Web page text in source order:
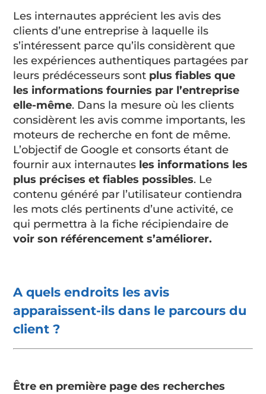
Les internautes apprécient les avis des
clients d’une entreprise à laquelle ils
s’intéressent parce qu’ils considèrent que
les expériences authentiques partagées par
leurs prédécesseurs sont plus fiables que
les informations fournies par l’entreprise
elle-même. Dans la mesure où les clients
considèrent les avis comme importants, les
moteurs de recherche en font de même.
L’objectif de Google et consorts étant de
fournir aux internautes les informations les
plus précises et fiables possibles. Le
contenu généré par l’utilisateur contiendra
les mots clés pertinents d’une activité, ce
qui permettra à la fiche récipiendaire de
voir son référencement s’améliorer.
A quels endroits les avis
apparaissent-ils dans le parcours du
client ?
Être en première page des recherches